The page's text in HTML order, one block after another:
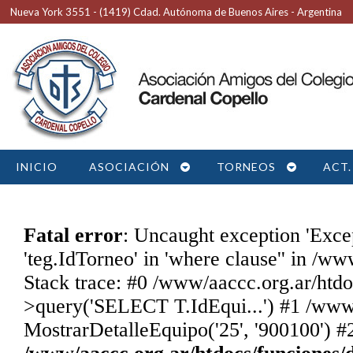
Nueva York 3551 - (1419) Cdad. Autónoma de Buenos Aires - Argentina
INICIO ASOCIACIÓN TORNEOS
Fatal error: Uncaught exception
'teg.IdTorneo' in 'where clause'' in /
Stack trace: #0 /www/aaccc.org.ar/
>query('SELECT T.IdEqui...') #1 /
MostrarDetalleEquipo('25', '900100')